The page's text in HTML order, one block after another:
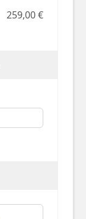
259,00 €